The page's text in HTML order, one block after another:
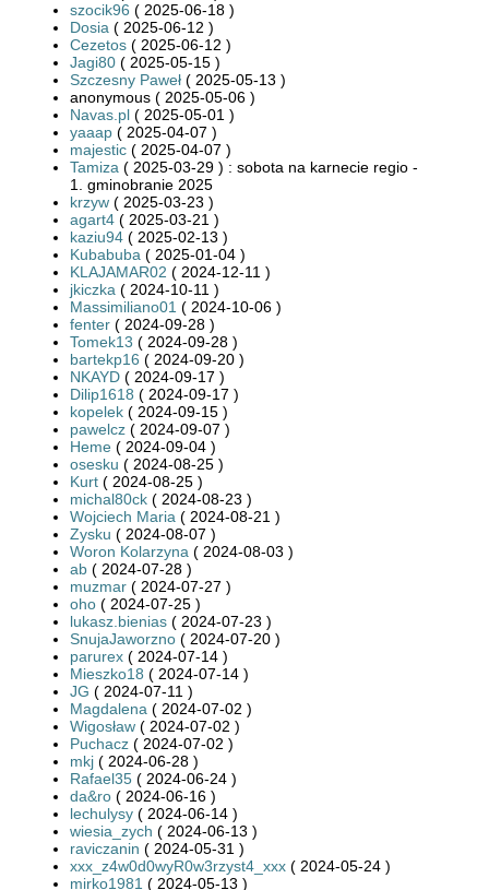
szocik96 ( 2025-06-18 )
Dosia ( 2025-06-12 )
Cezetos ( 2025-06-12 )
Jagi80 ( 2025-05-15 )
Szczesny Paweł ( 2025-05-13 )
anonymous ( 2025-05-06 )
Navas.pl ( 2025-05-01 )
yaaap ( 2025-04-07 )
majestic ( 2025-04-07 )
Tamiza ( 2025-03-29 ) : sobota na karnecie regio -
1. gminobranie 2025
krzyw ( 2025-03-23 )
agart4 ( 2025-03-21 )
kaziu94 ( 2025-02-13 )
Kubabuba ( 2025-01-04 )
KLAJAMAR02 ( 2024-12-11 )
jkiczka ( 2024-10-11 )
Massimiliano01 ( 2024-10-06 )
fenter ( 2024-09-28 )
Tomek13 ( 2024-09-28 )
bartekp16 ( 2024-09-20 )
NKAYD ( 2024-09-17 )
Dilip1618 ( 2024-09-17 )
kopelek ( 2024-09-15 )
pawelcz ( 2024-09-07 )
Heme ( 2024-09-04 )
osesku ( 2024-08-25 )
Kurt ( 2024-08-25 )
michal80ck ( 2024-08-23 )
Wojciech Maria ( 2024-08-21 )
Zysku ( 2024-08-07 )
Woron Kolarzyna ( 2024-08-03 )
ab ( 2024-07-28 )
muzmar ( 2024-07-27 )
oho ( 2024-07-25 )
lukasz.bienias ( 2024-07-23 )
SnujaJaworzno ( 2024-07-20 )
parurex ( 2024-07-14 )
Mieszko18 ( 2024-07-14 )
JG ( 2024-07-11 )
Magdalena ( 2024-07-02 )
Wigosław ( 2024-07-02 )
Puchacz ( 2024-07-02 )
mkj ( 2024-06-28 )
Rafael35 ( 2024-06-24 )
da&ro ( 2024-06-16 )
lechulysy ( 2024-06-14 )
wiesia_zych ( 2024-06-13 )
raviczanin ( 2024-05-31 )
xxx_z4w0d0wyR0w3rzyst4_xxx ( 2024-05-24 )
mirko1981 ( 2024-05-13 )